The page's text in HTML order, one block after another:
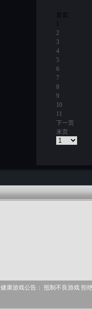
首页
2
3
4
5
6
7
8
9
10
11
下一页
末页
健康游戏公告： 抵制不良游戏 拒